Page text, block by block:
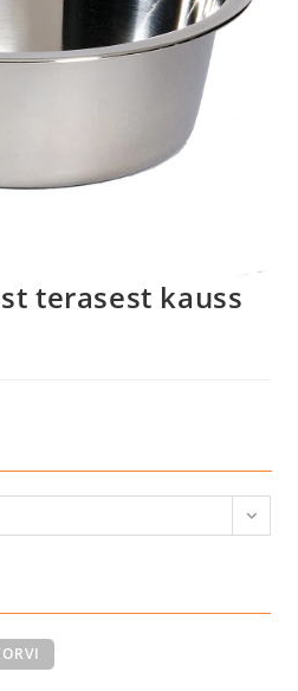
terasest kauss